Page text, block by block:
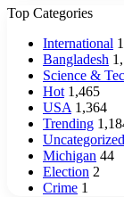
Top Categories
International
Bangladesh
Science &
Hot 1,465
USA 1,364
Trending
Uncategorized
Michigan 44
Election 2
Crime 1